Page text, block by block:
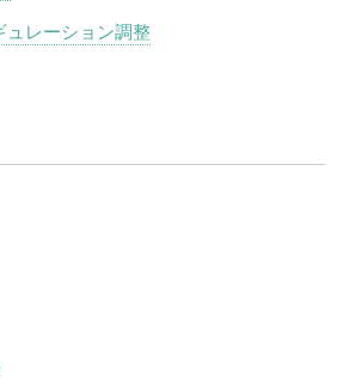
ュレーション調整